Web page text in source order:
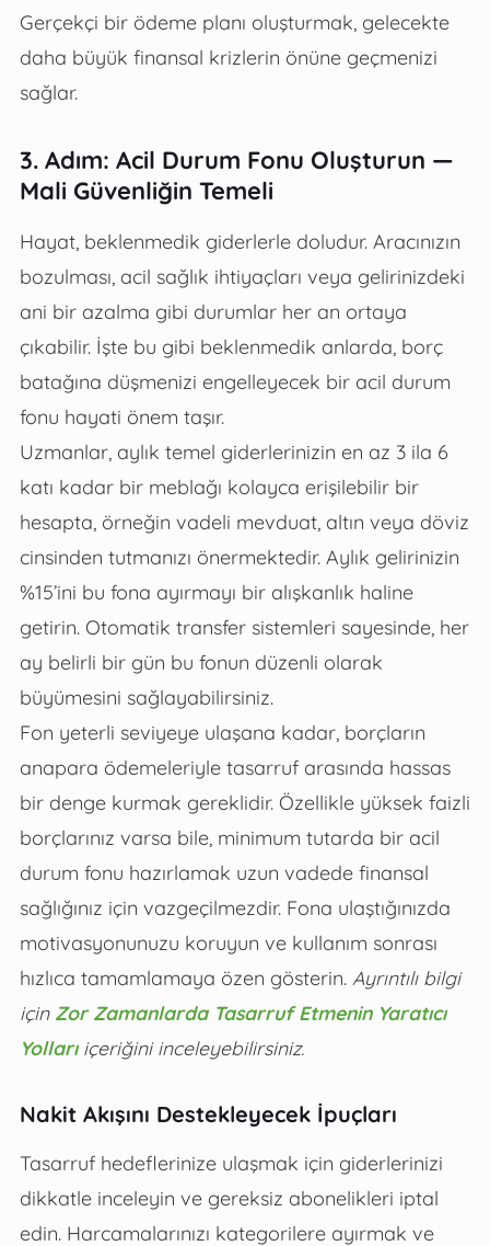
Gerçekçi bir ödeme planı oluşturmak, gelecekte
daha büyük finansal krizlerin önüne geçmenizi
sağlar.
3. Adım: Acil Durum Fonu Oluşturun —
Mali Güvenliğin Temeli
Hayat, beklenmedik giderlerle doludur. Aracınızın
bozulması, acil sağlık ihtiyaçları veya gelirinizdeki
ani bir azalma gibi durumlar her an ortaya
çıkabilir. İşte bu gibi beklenmedik anlarda, borç
batağına düşmenizi engelleyecek bir acil durum
fonu hayati önem taşır.
Uzmanlar, aylık temel giderlerinizin en az 3 ila 6
katı kadar bir meblağı kolayca erişilebilir bir
hesapta, örneğin vadeli mevduat, altın veya döviz
cinsinden tutmanızı önermektedir. Aylık gelirinizin
%15’ini bu fona ayırmayı bir alışkanlık haline
getirin. Otomatik transfer sistemleri sayesinde, her
ay belirli bir gün bu fonun düzenli olarak
büyümesini sağlayabilirsiniz.
Fon yeterli seviyeye ulaşana kadar, borçların
anapara ödemeleriyle tasarruf arasında hassas
bir denge kurmak gereklidir. Özellikle yüksek faizli
borçlarınız varsa bile, minimum tutarda bir acil
durum fonu hazırlamak uzun vadede finansal
sağlığınız için vazgeçilmezdir. Fona ulaştığınızda
motivasyonunuzu koruyun ve kullanım sonrası
hızlıca tamamlamaya özen gösterin. Ayrıntılı bilgi
için Zor Zamanlarda Tasarruf Etmenin Yaratıcı
Yollarıiçeriğini inceleyebilirsiniz.
Nakit Akışını Destekleyecek İpuçları
Tasarruf hedeflerinize ulaşmak için giderlerinizi
dikkatle inceleyin ve gereksiz abonelikleri iptal
edin. Harcamalarınızı kategorilere ayırmak ve